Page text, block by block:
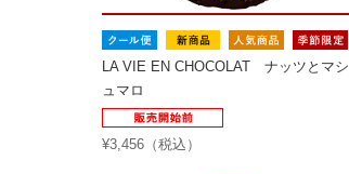
LA VIE EN CHOCOLAT ナッツとマシ
ュマロ
¥3,456（税込）